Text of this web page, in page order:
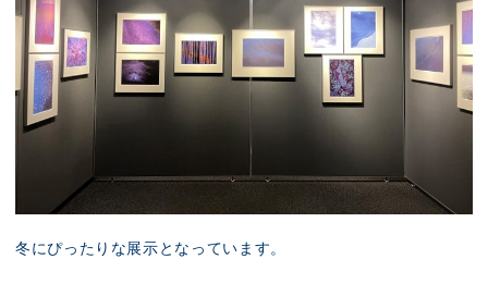
冬にぴったりな展示となっています。